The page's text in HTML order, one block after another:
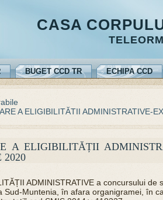
CASA
BUGET CCD TR ECHIPA CCD
A ELIGIBILITĂTII ADMINISTRATIVE-
A ELIGIBILITĂȚII
2020
ADMINISTRATIVE a concursului de
Muntenia, în afara organigramei, în